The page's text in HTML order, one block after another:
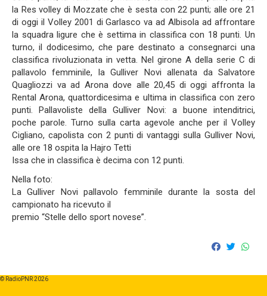
la Res volley di Mozzate che è sesta con 22 punti; alle ore 21
di oggi il Volley 2001 di Garlasco va ad Albisola ad affrontare
la squadra ligure che è settima in classifica con 18 punti. Un
turno, il dodicesimo, che pare destinato a consegnarci una
classifica rivoluzionata in vetta. Nel girone A della serie C di
pallavolo femminile, la Gulliver Novi allenata da Salvatore
Quagliozzi va ad Arona dove alle 20,45 di oggi affronta la
Rental Arona, quattordicesima e ultima in classifica con zero
punti. Pallavoliste della Gulliver Novi: a buone intenditrici,
poche parole. Turno sulla carta agevole anche per il Volley
Cigliano, capolista con 2 punti di vantaggi sulla Gulliver Novi,
alle ore 18 ospita la Hajro Tetti
Issa che in classifica è decima con 12 punti.
Nella foto:
La Gulliver Novi pallavolo femminile durante la sosta del
campionato ha ricevuto il
premio “Stelle dello sport novese”.
© RadioPNR 2026